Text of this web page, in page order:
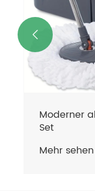
Moderner
Set
Mehr
